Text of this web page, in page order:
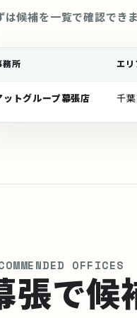
は候補を一覧で確認でき
務所 エリ
ットグループ幕張店 千
OFFICES
張で候